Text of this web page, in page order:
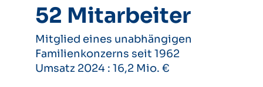
52 Mitarbeiter
Mitglied eines unabhängigen
Familienkonzerns seit 1962
Umsatz 2024 : 16,2 Mio. €